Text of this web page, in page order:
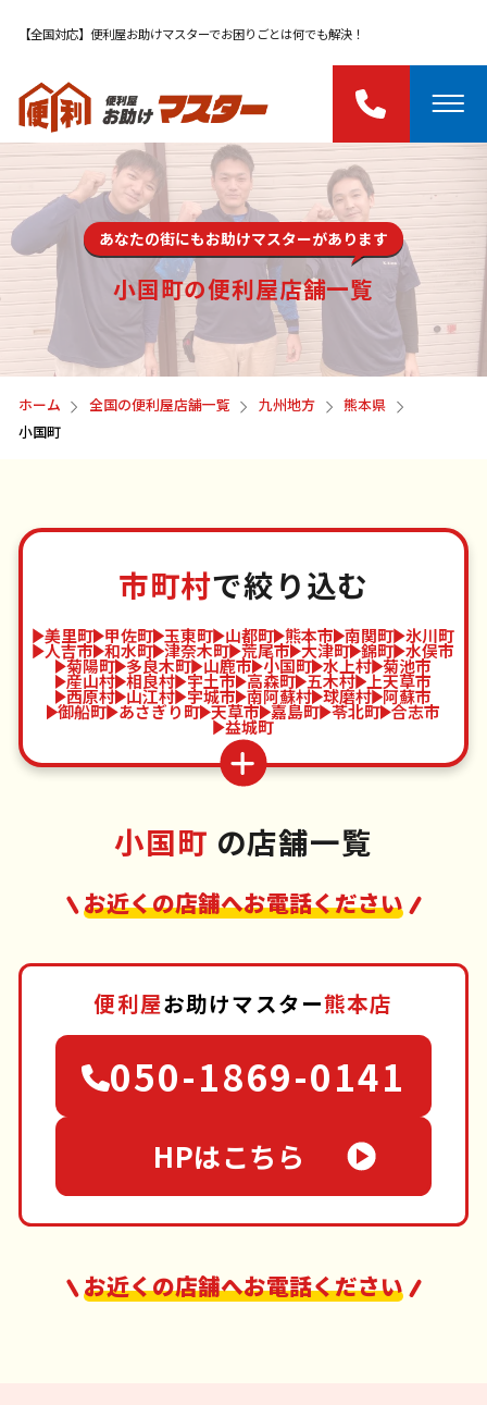
【全国対応】便利屋お助けマスターでお困りごとは何でも解決！
あなたの街にもお助けマスターがあります
小国町の便利屋店舗一覧
ホーム 全国の便利屋店舗一覧 九州地方
熊本県
小国町
市町村で絞り込む
美里町 甲佐町 玉東町 山都町 熊本市 南関町 氷川町
人吉市 和水町 津奈木町 荒尾市 大津町 錦町 水俣市
菊陽町 多良木町 山鹿市 小国町 水上村 菊池市
産山村 相良村 宇土市 高森町 五木村 上天草市
西原村 山江村 宇城市 南阿蘇村 球磨村 阿蘇市
御船町 あさぎり町 天草市 嘉島町 苓北町 合志市
益城町
小国町 の店舗一覧
お近くの店舗へお電話ください
便利屋お助けマスター熊本店
050-1869-0141
HPはこちら
お近くの店舗へお電話ください